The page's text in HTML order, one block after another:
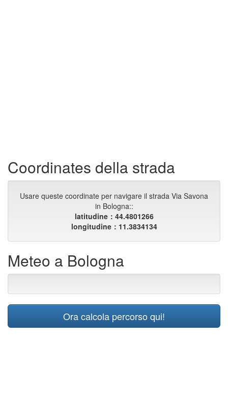
Coordinates della strada
Usare queste coordinate per navigare il strada Via Savona
in Bologna::
latitudine：44.4801266
longitudine：11.3834134
Meteo a Bologna
Ora calcola percorso qui!